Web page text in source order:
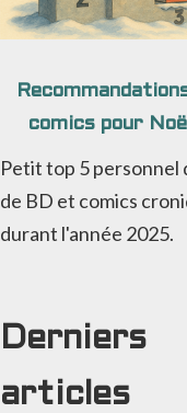
comics pour
Petit top 5 personnel
de BD et comics
durant l'année 2025.
Derniers
articles